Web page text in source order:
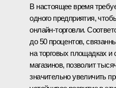
В настоящее время
одного предприятия,
онлайн-торговли.
до 50 процентов,
на торговых площадках и
магазинов, позволит
значительно увеличить